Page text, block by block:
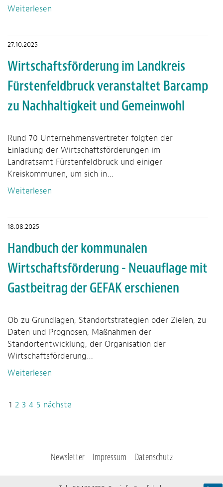
Weiterlesen
27.10.2025
Wirtschaftsförderung im Landkreis
Fürstenfeldbruck veranstaltet Barcamp
zu Nachhaltigkeit und Gemeinwohl
Rund 70 Unternehmensvertreter folgten der
Einladung der Wirtschaftsförderungen im
Landratsamt Fürstenfeldbruck und einiger
Kreiskommunen, um sich in…
Weiterlesen
18.08.2025
Handbuch der kommunalen
Wirtschaftsförderung - Neuauflage mit
Gastbeitrag der GEFAK erschienen
Ob zu Grundlagen, Standortstrategien oder Zielen, zu
Daten und Prognosen, Maßnahmen der
Standortentwicklung, der Organisation der
Wirtschaftsförderung…
Weiterlesen
1 2 3 4 5 nächste
Newsletter Impressum Datenschutz